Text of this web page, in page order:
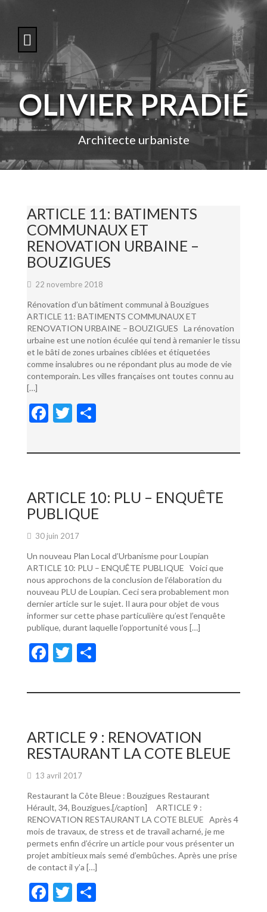
o
c
n
e
OLIVIER PRADIÉ
Architecte urbaniste
ARTICLE 11: BATIMENTS
COMMUNAUX ET
RENOVATION URBAINE –
BOUZIGUES
22 novembre 2018
Rénovation d’un bâtiment communal à Bouzigues
ARTICLE 11: BATIMENTS COMMUNAUX ET
RENOVATION URBAINE – BOUZIGUES La rénovation
urbaine est une notion éculée qui tend à remanier le tissu
et le bâti de zones urbaines ciblées et étiquetées
comme insalubres ou ne répondant plus au mode de vie
contemporain. Les villes françaises ont toutes connu au
[…]
F
e
o
o
k
T
itt ta
er
ARTICLE 10: PLU – ENQUÊTE
PUBLIQUE
30 juin 2017
Un nouveau Plan Local d’Urbanisme pour Loupian
ARTICLE 10: PLU – ENQUÊTE PUBLIQUE Voici que
nous approchons de la conclusion de l’élaboration du
nouveau PLU de Loupian. Ceci sera probablement mon
dernier article sur le sujet. Il aura pour objet de vous
informer sur cette phase particulière qu’est l’enquête
publique, durant laquelle l’opportunité vous […]
F
e
o
o
k
T
itt ta
er
ARTICLE 9 : RENOVATION
RESTAURANT LA COTE BLEUE
13 avril 2017
Restaurant la Côte Bleue : Bouzigues Restaurant
Hérault, 34, Bouzigues.[/caption] ARTICLE 9 :
RENOVATION RESTAURANT LA COTE BLEUE Après 4
mois de travaux, de stress et de travail acharné, je me
permets enfin d’écrire un article pour vous présenter un
projet ambitieux mais semé d’embûches. Après une prise
de contact il y’a […]
F
T